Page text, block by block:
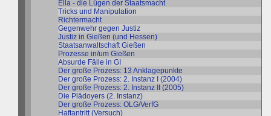
Ella - die Lügen der Staatsmacht
Tricks und Manipulation
Richtermacht
Gegenwehr gegen Justiz
Justiz in Gießen (und Hessen)
Staatsanwaltschaft Gießen
Prozesse in/um Gießen
Absurde Fälle in GI
Der große Prozess: 13 Anklagepunkte
Der große Prozess: 2. Instanz I (2004)
Der große Prozess: 2. Instanz II (2005)
Die Plädoyers (2. Instanz)
Der große Prozess: OLG/VerfG
Haftantritt (Versuch)